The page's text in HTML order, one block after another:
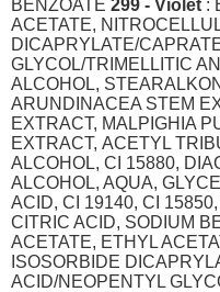
BENZOATE 299 - Violet :
ACETATE,
DICAPRYLATE/
GLYCOL/TRIMELLITIC
ALCOHOL,
ARUNDINACEA STEM
EXTRACT, MALPIGHIA
EXTRACT, ACETYL
ALCOHOL, CI 15880,
ALCOHOL, AQUA,
ACID, CI 19140, CI
CITRIC ACID, SODIUM
ACETATE, ETHYL
ISOSORBIDE
ACID/NEOPENTYL